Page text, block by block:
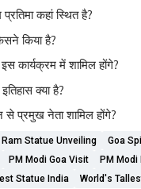
कहां स्थित है?
किया है?
कार्यक्रम में शामिल होंगे?
क्या है?
से प्रमुख नेता शामिल होंगे?
Ram Statue Unveiling
Goa
PM Modi Goa Visit
PM Modi
Statue India World's